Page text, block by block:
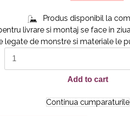
Produs disponibil la
livrare si montaj se face in
legate de monstre si materiale le
quantity
Add to cart
Continua cumparaturile